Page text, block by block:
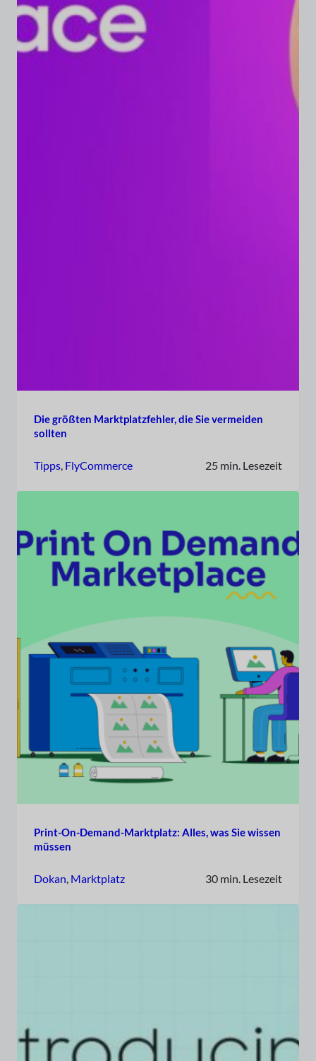
Die größten Marktplatzfehler, die Sie vermeiden
sollten
Tipps FlyCommerce 25 min. Lesezeit
Print-On-Demand-Marktplatz: Alles, was Sie wissen
müssen
Dokan Marktplatz 30 min. Lesezeit